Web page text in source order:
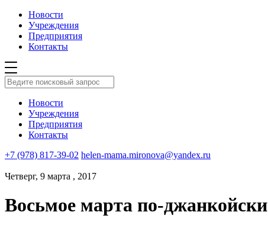
Новости
Учреждения
Предприятия
Контакты
Новости
Учреждения
Предприятия
Контакты
+7 (978) 817-39-02 helen-mama.mironova@yandex.ru
Четверг, 9 марта , 2017
Восьмое марта по-джанкойски